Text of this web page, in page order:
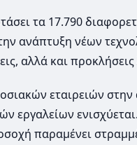
τα 17.790
ανάπτυξη νέων
αλλά και
εταιρειών
εργαλείων
παραμένει